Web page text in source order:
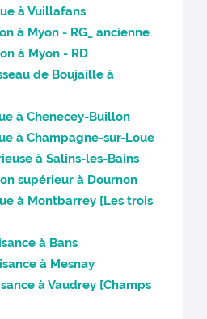
à Vuillafans
à Myon - RG_ ancienne
à Myon - RD
de Boujaille à
à Chenecey-Buillon
à Champagne-sur-Loue
à Salins-les-Bains
supérieur à Dournon
à Montbarrey [Les trois
à Bans
à Mesnay
à Vaudrey [Champs